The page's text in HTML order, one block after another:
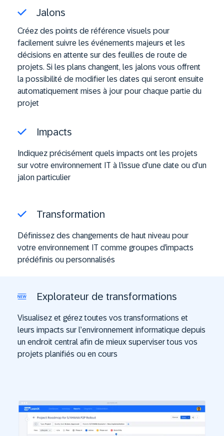
Jalons
Créez des points de référence visuels pour
facilement suivre les événements majeurs et les
décisions en attente sur des feuilles de route de
projets. Si les plans changent, les jalons vous offrent
la possibilité de modifier les dates qui seront ensuite
automatiquement mises à jour pour chaque partie du
projet
Impacts
Indiquez précisément quels impacts ont les projets
sur votre environnement IT à l’issue d’une date ou d’un
jalon particulier
Transformation
Définissez des changements de haut niveau pour
votre environnement IT comme groupes d’impacts
prédéfinis ou personnalisés
Explorateur de transformations
Visualisez et gérez toutes vos transformations et
leurs impacts sur l’environnement informatique depuis
un endroit central afin de mieux superviser tous vos
projets planifiés ou en cours